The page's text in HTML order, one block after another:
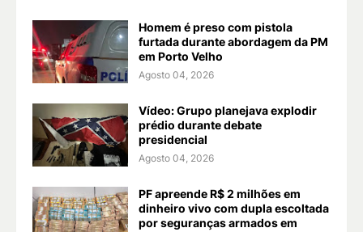
Homem é preso com pistola
furtada durante abordagem da PM
em Porto Velho
Agosto 04, 2026
Vídeo: Grupo planejava explodir
prédio durante debate
presidencial
Agosto 04, 2026
PF apreende R$ 2 milhões em
dinheiro vivo com dupla escoltada
por seguranças armados em